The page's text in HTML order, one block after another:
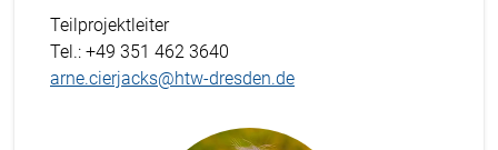
Teilprojektleiter
Tel.: +49 351 462 3640
arne.cierjacks@htw-dresden.de